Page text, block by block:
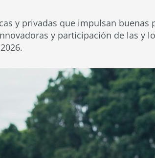
y privadas que impulsan buenas
y participación de las y